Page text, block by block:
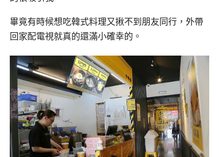
畢竟有時候想吃韓式料理又揪不到朋友同行，外帶
回家配電視就真的還滿小確幸的。